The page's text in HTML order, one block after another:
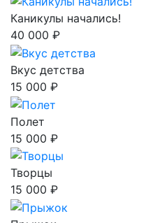
Каникулы начались!
40 000 ₽
Вкус детства
15 000 ₽
Полет
15 000 ₽
Творцы
15 000 ₽